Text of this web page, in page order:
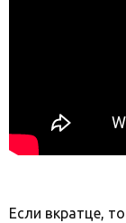
Если вкратце,